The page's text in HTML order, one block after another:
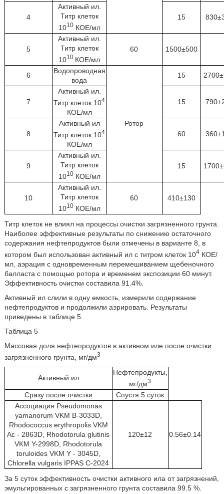
4
Активный ил.
Титр клеток
1010КОЕ/мл
15
5
Активный ил.
Титр клеток
1010 КОЕ/мл
60 1500±500
6
Водопроводная
вода
Ротор
15
7
Активный ил.
Титр клеток 104
КОЕ/мл
15
8
Активный ил
Титр клеток 104
КОЕ/мл
60
9
Активный ил.
Титр клеток
1010КОЕ/мл
15
10
Активный ил.
Титр клеток
1010КОЕ/мл
60 410±130
Титр клеток не влиял на процессы очистки загрязненного грунта.
Наиболее эффективные результаты по снижению остаточного
содержания нефтепродуктов были отмечены в варианте 8, в
котором был использован активный ил с титром клеток 104КОЕ/
мл, аэрация с одновременным перемешиванием щебеночного
балласта с помощью ротора и временем экспозиции 60 минут.
Эффективность очистки составила 91.4%.
Активный ил слили в одну емкость, измерили содержание
нефтепродуктов и продолжили аэрировать. Результаты
приведены в таблице 5.
Таблица 5
Массовая доля нефтепродуктов в активном иле после очистки
загрязненного грунта, мг/дм3
Активный ил
Нефтепродукты,
мг/дм3
Сразу после очистки
Спустя 5 суток
Ассоциация Pseudomonas
yamanorum VKM В-3033D,
Rhodococcus erythropolis VKM
Ac - 2863D, Rhodotorula glutinis
VKM Y-2998D, Rhodotorula
toruloides VKM Y - 3045D,
Chlorella vulgaris IPPAS C-2024
120±12 0.56±0.14
За 5 суток эффективность очистки активного ила от загрязнений,
эмульгированных с загрязненного грунта составила 99.5 %.